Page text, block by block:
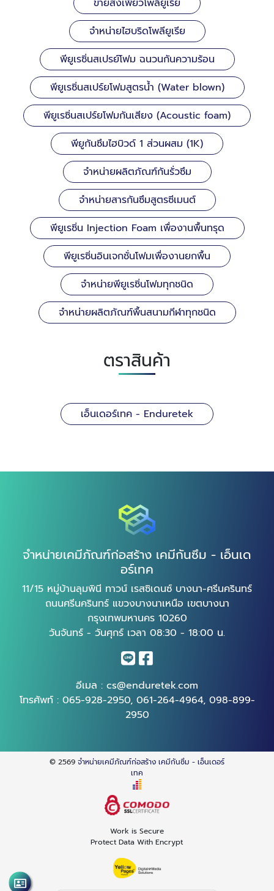
ขายส่งเพียวโพลียูเรีย
จำหน่ายไฮบริดโพลียูเรีย
พียูเรซิ่นสเปรย์โฟม ฉนวนกันความร้อน
พียูเรซิ่นสเปร์ยโฟมสูตรน้ำ (Water blown)
พียูเรซิ่นสเปร์ยโฟมกันเสียง (Acoustic foam)
พียูกันซึมไฮบิวด์ 1 ส่วนผสม (1K)
จำหน่ายผลิตภัณฑ์กันรั่วซึม
จำหน่ายสารกันซึมสูตรซีเมนต์
พียูเรซิ่น Injection Foam เพื่องานพื้นทรุด
พียูเรซิ่นอินเจกชั่นโฟมเพื่องานยกพื้น
จำหน่ายพียูเรซิ่นโฟมทุกชนิด
จำหน่ายผลิตภัณฑ์พื้นสนามกีฬาทุกชนิด
ตราสินค้า
เอ็นเดอร์เทค - Enduretek
จำหน่ายเคมีภัณฑ์ก่อสร้าง เคมีกันซึม - เอ็นเด
อร์เทค
11/15 หมู่บ้านลุมพินี ทาวน์ เรสซิเดนซ์ บางนา-ศรีนครินทร์
ถนนศรีนครินทร์ แขวงบางนาเหนือ เขตบางนา
กรุงเทพมหานคร 10260
วันจันทร์ - วันศุกร์ เวลา 08:30 - 18:00 น.
อีเมล : cs@enduretek.com
โทรศัพท์ : 065-928-2950, 061-264-4964, 098-899-
2950
© 2569 จำหน่ายเคมีภัณฑ์ก่อสร้าง เคมีกันซึม - เอ็นเดอร์
เทค
Work is Secure
Protect Data With Encrypt